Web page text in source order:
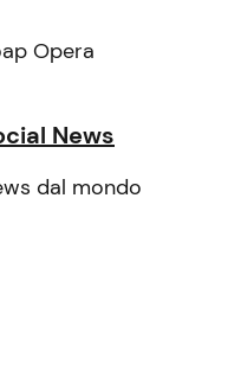
Opera
News
dal mondo